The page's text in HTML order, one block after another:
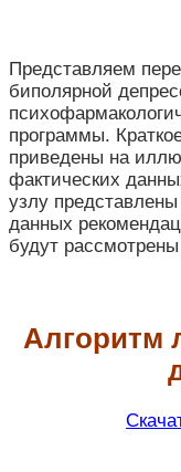
Представляем
биполярной
программы.
приведены на
фактических
узлу
данных
будут
Алгоритм